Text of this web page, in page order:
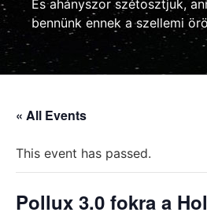
És ahányszor szétosztjuk,
bennünk ennek a szellemi
« All Events
This event has passed.
Pollux 3.0 fokra a